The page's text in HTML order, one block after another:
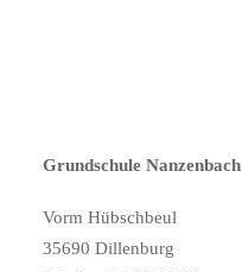
Grundschule Nanzenbach
Vorm Hübschbeul
35690 Dillenburg